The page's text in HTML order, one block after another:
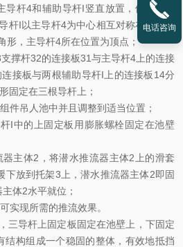
导杆4和辅助导杆I竖直放置，俯视时三
杆I以主导杆4为中心相互对称布置，即
形，主导杆4所在位置为顶点；
撑杆32的连接板31与主导杆4上的连接
接板与两根辅助导杆I上的连接板14分
固定在三根导杆上；
件吊人池中并且调整到适当位置；
I中的上固定板用膨胀螺栓固定在池壁
主体2，将潜水推流器主体2上的滑套
下放到托架3上，潜水推流器主体2即固
体2水平就位；
实现所需的推流效果。
三导杆上固定板固定在池壁上，下固定
结构组成一个稳固的整体，有效地抵挡
电话咨询